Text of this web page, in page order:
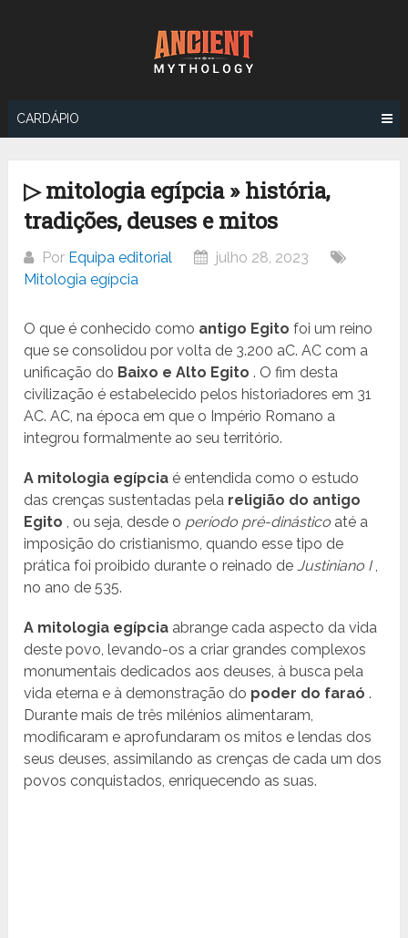
CARDÁPIO
▷ mitologia egípcia » história,
tradições, deuses e mitos
Por Equipa editorial
julho 28, 2023
Mitologia egípcia
O que é conhecido como antigo Egito foi um reino
que se consolidou por volta de 3.200 aC. AC com a
unificação do Baixo e Alto Egito . O fim desta
civilização é estabelecido pelos historiadores em 31
AC. AC, na época em que o Império Romano a
integrou formalmente ao seu território.
A mitologia egípcia é entendida como o estudo
das crenças sustentadas pela religião do antigo
Egito , ou seja, desde o período pré-dinástico até a
imposição do cristianismo, quando esse tipo de
prática foi proibido durante o reinado deJustiniano I,
no ano de 535.
A mitologia egípcia abrange cada aspecto da vida
deste povo, levando-os a criar grandes complexos
monumentais dedicados aos deuses, à busca pela
vida eterna e à demonstração do poder do faraó .
Durante mais de três milénios alimentaram,
modificaram e aprofundaram os mitos e lendas dos
seus deuses, assimilando as crenças de cada um dos
povos conquistados, enriquecendo as suas.